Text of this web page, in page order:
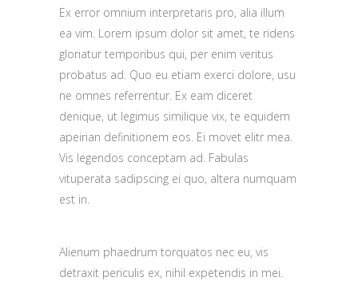
Ex error omnium interpretaris pro, alia illum
ea vim. Lorem ipsum dolor sit amet, te ridens
gloriatur temporibus qui, per enim veritus
probatus ad. Quo eu etiam exerci dolore, usu
ne omnes referrentur. Ex eam diceret
denique, ut legimus similique vix, te equidem
apeirian definitionem eos. Ei movet elitr mea.
Vis legendos conceptam ad. Fabulas
vituperata sadipscing ei quo, altera numquam
est in.
Alienum phaedrum torquatos nec eu, vis
detraxit periculis ex, nihil expetendis in mei.